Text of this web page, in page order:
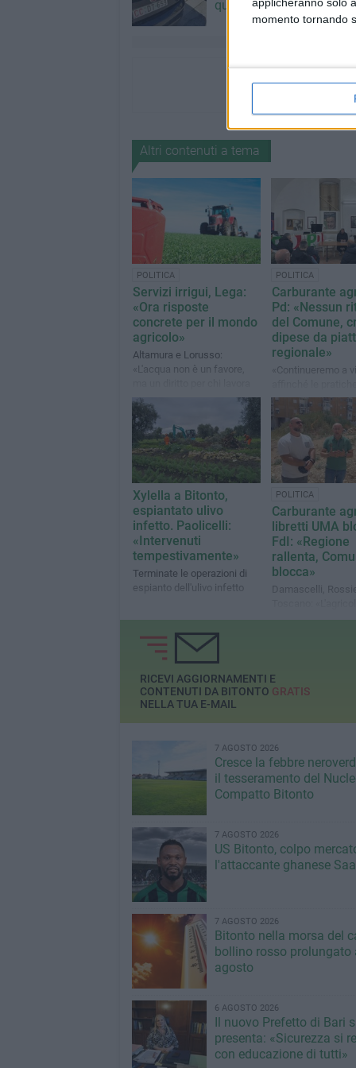
momento tornando
quasi 10 anni
Altri contenuti a tema
POLITICA
Servizi irrigui, Lega:
«Ora risposte
concrete per il mondo
agricolo»
Altamura e Lorusso:
«L'acqua non è un favore,
la terra»
POLITICA
Carburante
Pd: «Nessun
del Comune,
dipese da
regionale»
«Continueremo a
vengano definite
breve tempo
Xylella a Bitonto,
espiantato ulivo
infetto. Paolicelli:
«Intervenuti
tempestivamente»
Terminate le operazioni di
espianto dell'ulivo infetto
POLITICA
Carburante
libretti UMA
FdI: «Regione
rallenta,
blocca»
Damascelli,
bitontina non può
RICEVI AGGIORNAMENTI E
CONTENUTI DA BITONTO GRATIS
NELLA TUA E-MAIL
7 AGOSTO 2026
Cresce la febbre
il tesseramento del
Compatto Bitonto
7 AGOSTO 2026
US Bitonto, colpo
l'attaccante ghanese
7 AGOSTO 2026
Bitonto nella morsa del
bollino rosso prolungato
agosto
6 AGOSTO 2026
Il nuovo Prefetto di Bari
presenta: «Sicurezza si
con educazione di tutti»